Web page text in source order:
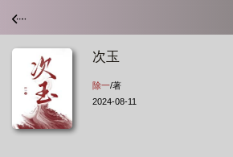
次玉
除一/著
2024-08-11